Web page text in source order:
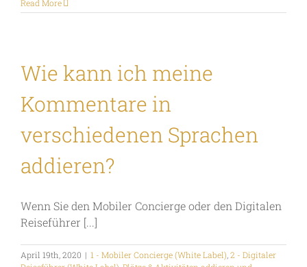
Read More
Wie kann ich meine
Kommentare in
verschiedenen Sprachen
addieren?
Wenn Sie den Mobiler Concierge oder den Digitalen
Reiseführer [...]
April 19th, 2020 | 1 - Mobiler Concierge (White Label) 2 - Digitaler